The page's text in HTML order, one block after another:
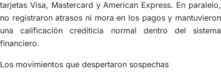
tarjetas Visa, Mastercard y American Express. En paralelo,
no registraron atrasos ni mora en los pagos y mantuvieron
una calificación crediticia normal dentro del sistema
financiero.
Los movimientos que despertaron sospechas